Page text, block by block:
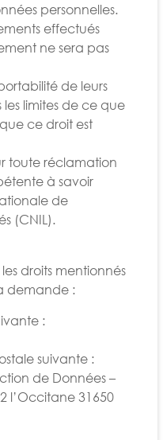
personnelles.
effectués
ne sera pas
de leurs
limites de ce que
ce droit est
toute réclamation
à savoir
de
(CNIL).
droits mentionnés
demande :
:
suivante :
de Données –
l’Occitane 31650